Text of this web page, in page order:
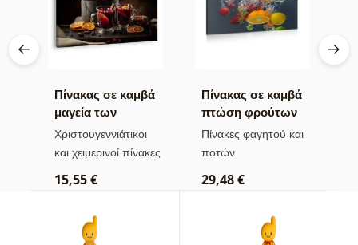
Πίνακας σε καμβά
μαγεία των
χριστουγεννιάτικων
γεύσεων
Χριστουγεννιάτικοι
και χειμερινοί πίνακες
15,55 €
Πίνακας σε καμβά
πτώση φρούτων
στο νερό
Πίνακες φαγητού και
ποτών
29,48 €